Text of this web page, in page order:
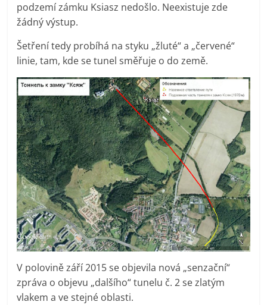
podzemí zámku Ksiasz nedošlo. Neexistuje zde
žádný výstup.
Šetření tedy probíhá na styku „žluté“ a „červené“
linie, tam, kde se tunel směřuje o do země.
V polovině září 2015 se objevila nová „senzační“
zpráva o objevu „dalšího“ tunelu č. 2 se zlatým
vlakem a ve stejné oblasti.